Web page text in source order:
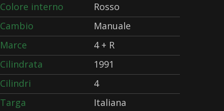
Colore interno
Rosso
Cambio
Manuale
Marce
4 + R
Cilindrata
1991
Cilindri
4
Targa
Italiana